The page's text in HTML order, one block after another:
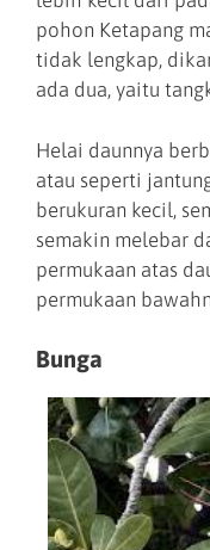
pohon Ketapang
tidak lengkap,
ada dua, yaitu
Helai daunnya
atau seperti
berukuran kecil,
semakin melebar
permukaan atas
permukaan
Bunga